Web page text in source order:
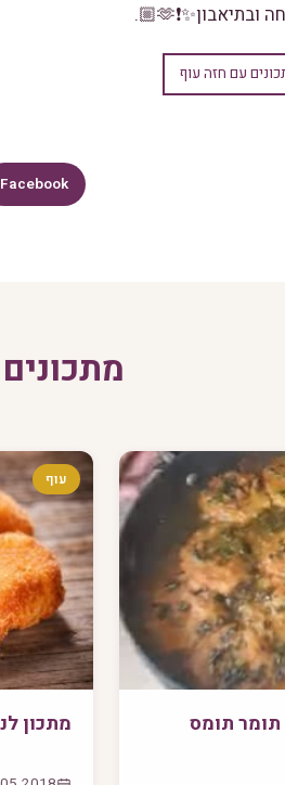
עם חזה עוף
Facebook
תומר תומס
עוף
מתכון